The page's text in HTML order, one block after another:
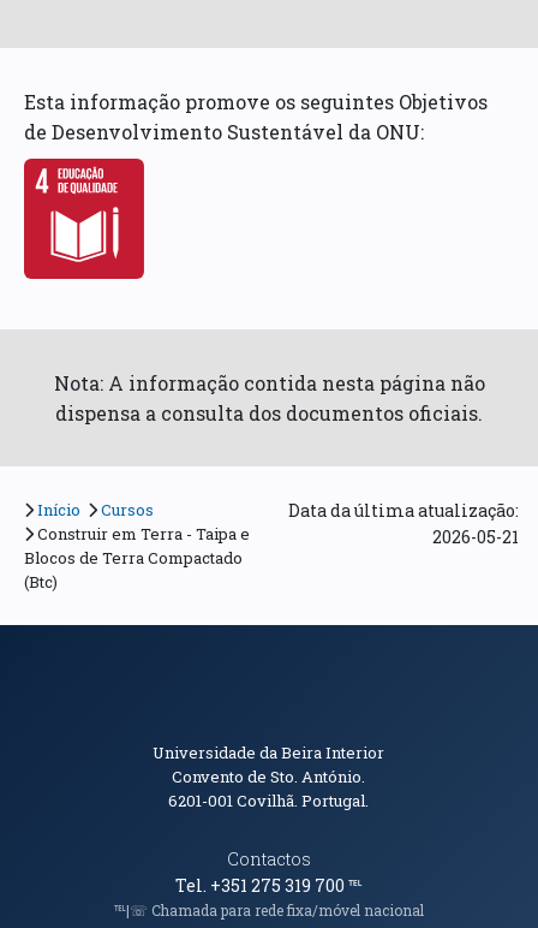
Esta informação promove os seguintes Objetivos
de Desenvolvimento Sustentável da ONU:
Nota: A informação contida nesta página não
dispensa a consulta dos documentos oficiais.
Início
Cursos
Construir em Terra - Taipa e
Blocos de Terra Compactado
(Btc)
Data da última atualização:
2026-05-21
Informações de Contacto
Universidade da Beira Interior
Convento de Sto. António.
6201-001Covilhã. Portugal.
Contactos
Tel. +351 275 319 700℡
℡|☏ Chamada para rede fixa/móvel nacional